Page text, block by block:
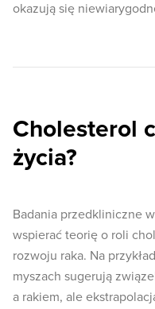
okazują się
Cholesterol
życia?
Badania przedkliniczne
wspierać teorię o roli
rozwoju raka. Na
myszach sugerują
a rakiem, ale